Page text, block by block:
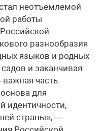
неотъемлемой
работы
разнообразия
языков и родных
и заканчивая
часть
для
идентичности,
страны», —